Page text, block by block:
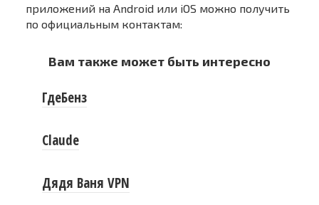
приложений на Android или iOS можно получить
по официальным контактам:
Вам также может быть интересно
ГдеБенз
Claude
Дядя Ваня VPN